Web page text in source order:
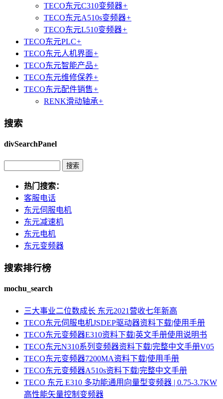
TECO东元C310变频器+
TECO东元A510s变频器+
TECO东元L510变频器+
TECO东元PLC+
TECO东元人机界面+
TECO东元智能产品+
TECO东元维修保养+
TECO东元配件销售+
RENK滑动轴承+
搜索
divSearchPanel
热门搜索：
客服电话
东元伺服电机
东元减速机
东元电机
东元变频器
搜索排行榜
mochu_search
三大事业二位数成长 东元2021营收七年新高
TECO东元伺服电机JSDEP驱动器资料下载|使用手册
TECO东元变频器E310资料下载|英文手册使用说明书
TECO东元N310系列变频器资料下载|完整中文手册V05
TECO东元变频器7200MA资料下载|使用手册
TECO东元变频器A510s资料下载|完整中文手册
TECO 东元 E310 多功能通用向量型变频器 | 0.75-3.7KW
高性能矢量控制变频器